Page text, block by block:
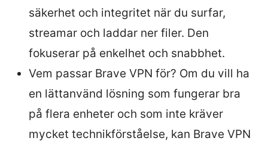
säkerhet och integritet när du surfar,
streamar och laddar ner filer. Den
fokuserar på enkelhet och snabbhet.
Vem passar Brave VPN för? Om du vill ha
en lättanvänd lösning som fungerar bra
på flera enheter och som inte kräver
mycket technikförståelse, kan Brave VPN